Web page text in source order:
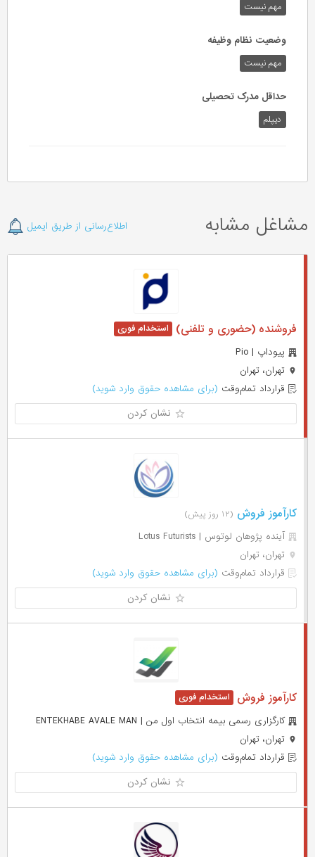
مهم نیست
وضعیت نظام وظیفه
مهم‌ نیست
حداقل مدرک تحصیلی
دیپلم
مشاغل مشابه اطلاع‌رسانی از طریق ایمیل
فروشنده (حضوری و تلفنی)
پیوداپ | Pio
تهران، تهران
قرارداد تمام‌وقت (برای مشاهده حقوق وارد شوید)
نشان کردن
کارآموز فروش (۱۲ روز پیش)
آینده پژوهان لوتوس | Lotus Futurists
تهران، تهران
قرارداد تمام‌وقت (برای مشاهده حقوق وارد شوید)
نشان کردن
کارآموز فروش
کارگزاری رسمی بیمه انتخاب اول من | ENTEKHABE AVALE MAN
تهران، تهران
قرارداد تمام‌وقت (برای مشاهده حقوق وارد شوید)
نشان کردن